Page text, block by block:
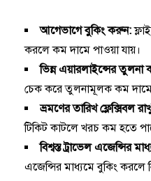
আগেভাগে বুকিং করুন:
করলে কম দামে পাওয়া যায়।
ভিন্ন এয়ারলাইন্সের তুলনা
চেক করে তুলনামূলক কম
ভ্রমণের তারিখ ফ্লেক্সিবল
টিকিট কাটলে খরচ কম হতে
বিশ্বস্ত ট্রাভেল এজেন্সির
এজেন্সির মাধ্যমে বুকিং করলে